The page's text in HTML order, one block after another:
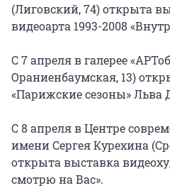
(Лиговский, 74) открыта
видеоарта 1993-2008
С 7 апреля в галерее
Ораниенбаумская, 13)
«Парижские сезоны» Льва
С 8 апреля в Центре
имени Сергея Курехина
открыта выставка
смотрю на Вас».